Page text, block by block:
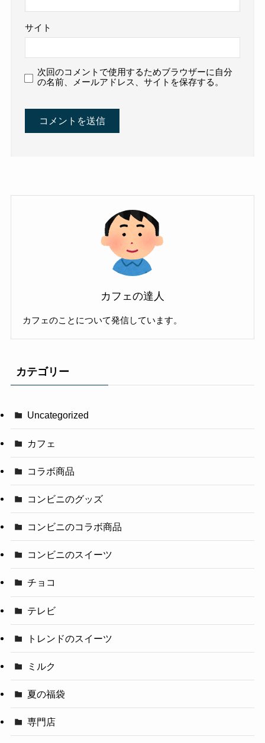
サイト
次回のコメントで使用するためブラウザーに自分
の名前、メールアドレス、サイトを保存する。
カフェの達人
カフェのことについて発信しています。
カテゴリー
Uncategorized
カフェ
コラボ商品
コンビニのグッズ
コンビニのコラボ商品
コンビニのスイーツ
チョコ
テレビ
トレンドのスイーツ
ミルク
夏の福袋
専門店